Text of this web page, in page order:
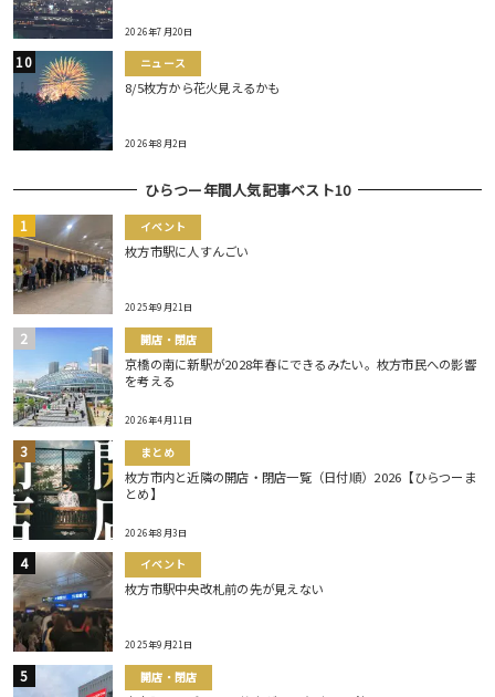
2026年7月20日
ニュース
8/5枚方から花火見えるかも
2026年8月2日
ひらつー年間人気記事ベスト10
イベント
枚方市駅に人すんごい
2025年9月21日
開店・閉店
京橋の南に新駅が2028年春にできるみたい。枚方市民への影響
を考える
2026年4月11日
まとめ
枚方市内と近隣の開店・閉店一覧（日付順）2026【ひらつーま
とめ】
2026年8月3日
イベント
枚方市駅中央改札前の先が見えない
2025年9月21日
開店・閉店